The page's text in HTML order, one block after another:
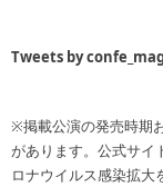
Tweets by
※掲載公演の発売時期
があります。公式サイ
ロナウイルス感染拡